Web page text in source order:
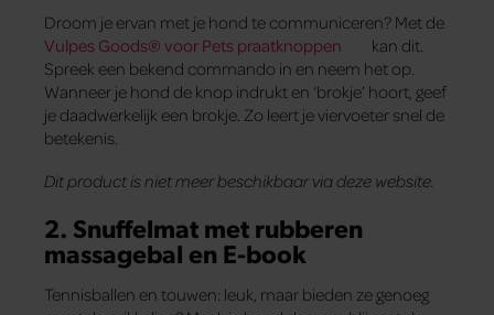
Droom je ervan met je hond te communiceren? Met de
Vulpes Goods® voor Pets praatknoppen
kan dit.
Spreek een bekend commando in en neem het op.
Wanneer je hond de knop indrukt en ‘brokje’ hoort, geef
je daadwerkelijk een brokje. Zo leert je viervoeter snel de
betekenis.
Dit product is niet meer beschikbaar via deze website.
2. Snuffelmat met rubberen
massagebal en E-book
Tennisballen en touwen: leuk, maar bieden ze genoeg